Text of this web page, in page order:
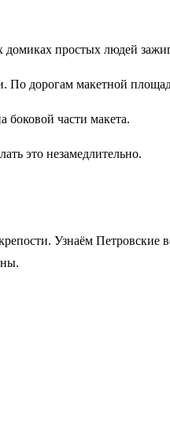
простых людей
По дорогам макетной
боковой части макета.
это незамедлительно.
Узнаём Петровские